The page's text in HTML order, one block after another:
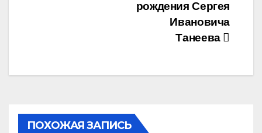
рождения Сергея
Ивановича
Танеева
ПОХОЖАЯ ЗАПИСЬ